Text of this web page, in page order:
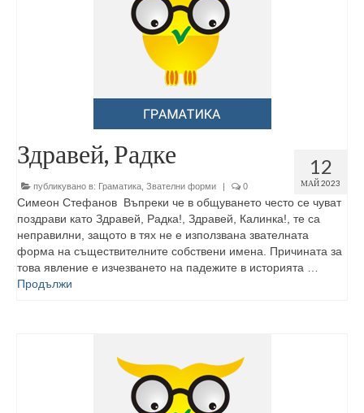
12
МАЙ 2023
Здравей, Радке
публикувано в: Граматика Звателни форми | 0
Симеон Стефанов Въпреки че в общуването често се чуват
поздрави като Здравей, Радка!, Здравей, Калинка!, те са
неправилни, защото в тях не е използвана звателната
форма на съществителните собствени имена. Причината за
това явление е изчезването на падежите в историята …
Продължи